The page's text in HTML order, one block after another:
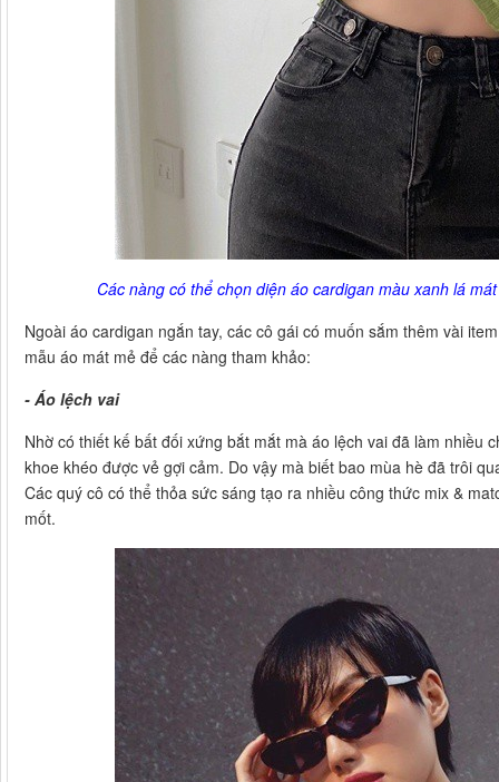
Các nàng có thể chọn diện áo cardigan màu xanh lá
Ngoài áo cardigan ngắn tay, các cô gái có muốn sắm thêm vài
mẫu áo mát mẻ để các nàng tham khảo:
- Áo lệch vai
Nhờ có thiết kế bất đối xứng bắt mắt mà áo lệch vai đã làm nhiều
khoe khéo được vẻ gợi cảm. Do vậy mà biết bao mùa hè đã trôi
Các quý cô có thể thỏa sức sáng tạo ra nhiều công thức mix &
mốt.